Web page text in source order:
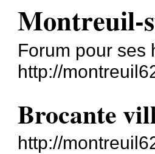
Montreuil-
Forum pour ses
http://
Brocante
http://